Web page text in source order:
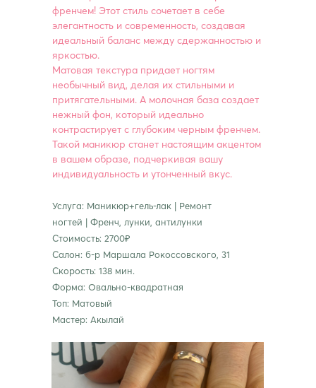
френчем! Этот стиль сочетает в себе
элегантность и современность, создавая
идеальный баланс между сдержанностью и
яркостью.
Матовая текстура придает ногтям
необычный вид, делая их стильными и
притягательными. А молочная база создает
нежный фон, который идеально
контрастирует с глубоким черным френчем.
Такой маникюр станет настоящим акцентом
в вашем образе, подчеркивая вашу
индивидуальность и утонченный вкус.
Услуга: Маникюр+гель-лак | Ремонт
ногтей | Френч, лунки, антилунки
Стоимость: 2700₽
Салон: б-р Маршала Рокоссовского, 31
Скорость: 138 мин.
Форма: Овально-квадратная
Топ: Матовый
Мастер: Акылай